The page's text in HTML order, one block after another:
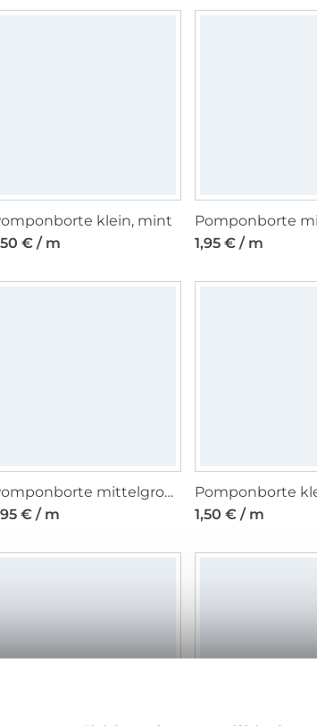
klein, mint
€ / m
1,95 € / m
Pomponborte mittelgroß, rosa 20 mm
€ / m
Pomponborte
1,50 € / m